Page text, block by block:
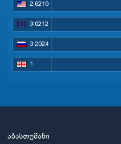
2.6210
3.0212
3.2024
1
აბასთუმანი